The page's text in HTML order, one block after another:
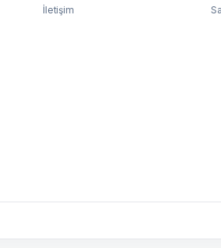
İletişim